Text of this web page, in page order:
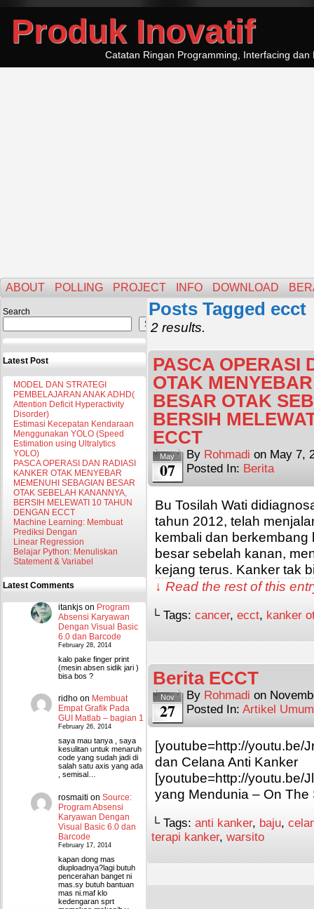
Produk Inovatif
Catatan Ringan Programming, Interfacing dan
ABOUT POLLING PROJECT INFO DOWNLOAD
Search
Search
Latest Post
MODEL DAN STRATEGI
PEMBELAJARAN ANAK ADHD(
Attention Deficit Hyperactivity
Disorder)
Estimasi Kecepatan Kendaraan
Menggunakan YOLO (Speed
Estimation using Ultralytics
YOLO)
PASCA OPERASI DAN RADIASI
KANKER OTAK MENYEBAR
MEMENUHI SEBAGIAN BESAR
OTAK SEBELAH KANANNYA,
BERSIH MELEWATI 10 TAHUN
DENGAN ECCT
Machine Learning: Membuat
Prediksi Dengan
Linear Regression
Belajar Python: Menuliskan
Statement & Variabel
Latest Comments
itankjs on Program
Absensi Karyawan
Dengan Visual Basic
6.0 dan Barcode
February 28, 2014
kalo pake finger print
(mesin absen sidik jari )
bisa bos ?
ridho on Membuat
Empat Grafik Pada
GUI Matlab – bagian 1
February 26, 2014
saya mau tanya , saya
kesulitan untuk menaruh
code yang sudah jadi di
salah satu axis yang ada
, semisal…
rosmaiti on Source:
Program Absensi
Karyawan Dengan
Visual Basic 6.0 dan
Barcode
February 17, 2014
kapan dong mas
diuploadnya?lagi butuh
pencerahan banget ni
mas.sy butuh bantuan
mas ni.maf klo
kedengaran sprt
Posts Tagged ecct
2 results.
PASCA OPERASI
OTAK
BESAR OTAK
BERSIH
ECCT
May
07
By Rohmadi on May 7,
Posted In: Berita
Bu Tosilah Wati
tahun 2012, telah
kembali dan
besar sebelah kanan,
kejang terus. Kanker tak
↓ Read the rest of this
└ Tags: cancer, ecct, kanker
Berita ECCT
Nov
27
By Rohmadi on
Posted In: Artikel Umum
[youtube=http://youtu.be/
dan Celana Anti Kanker
[youtube=http://youtu.be/
yang Mendunia – On The
└ Tags: anti kanker, baju,
terapi kanker, warsito